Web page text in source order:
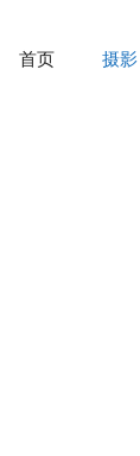
首页 摄影